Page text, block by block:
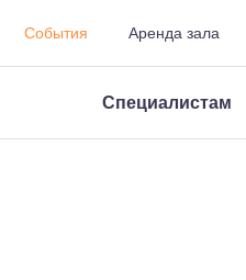
ВЫКЛ СБРОСИТЬ
События Аренда зала
Специалистам